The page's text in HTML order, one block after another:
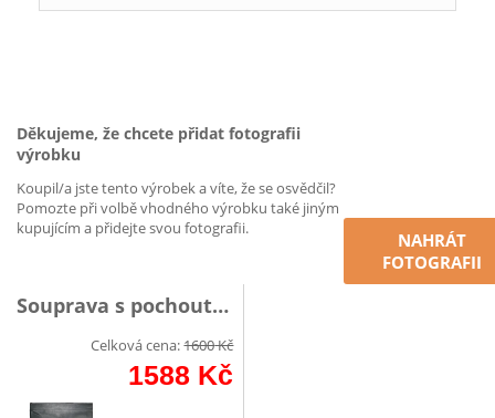
Děkujeme, že chcete přidat fotografii
výrobku
Koupil/a jste tento výrobek a víte, že se osvědčil?
Pomozte při volbě vhodného výrobku také jiným
kupujícím a přidejte svou fotografii.
NAHRÁT
FOTOGRAFII
Souprava s pochoutkou
Celková cena:1600Kč
1588 Kč